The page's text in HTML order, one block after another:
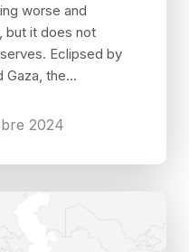
worse and
but it does not
Eclipsed by
Gaza, the...
2024